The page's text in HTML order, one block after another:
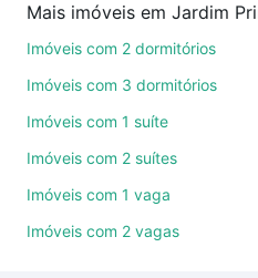
de imóveis.
ruas, bairros e até
também pode usar os
quartos, suítes, com ou
comodidades, como
Mais imóveis em Jardim
Imóveis com 2 dormitórios
Imóveis com 3 dormitórios
Imóveis com 1 suíte
Imóveis com 2 suítes
Imóveis com 1 vaga
Imóveis com 2 vagas